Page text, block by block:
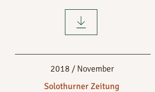
2018 / November
Solothurner Zeitung